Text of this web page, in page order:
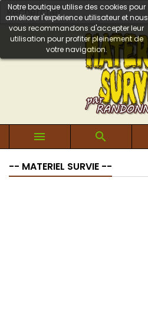
Notre boutique utilise des cookies pour
améliorer l'expérience utilisateur et nous
vous recommandons d'accepter leur
utilisation pour profiter pleinement de
votre navigation.
 
-- MATERIEL SURVIE --